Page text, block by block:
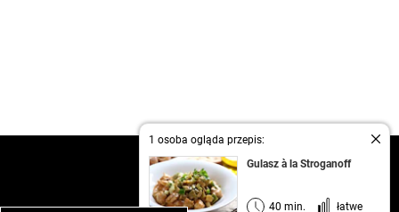
1 osoba ogląda przepis:
Gulasz à la Stroganoff
40 min. łatwe
kontakt
regulamin
informacja o prywatności